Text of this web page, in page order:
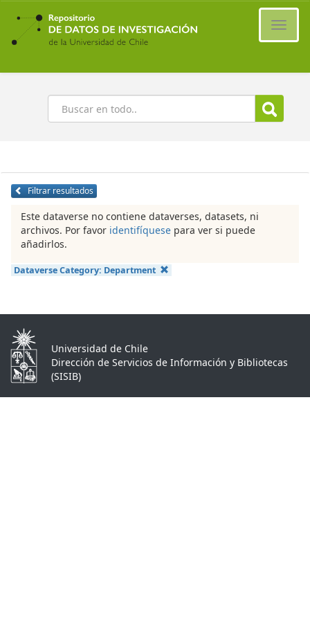
Ir
contenido
principal
Buscar
Filtrar resultados
Este dataverse no contiene dataverses, datasets, ni
archivos. Por favor identifíquese para ver si puede
añadirlos.
Dataverse Category: Department
Universidad de Chile
Dirección de Servicios de Información y Bibliotecas
(SISIB)